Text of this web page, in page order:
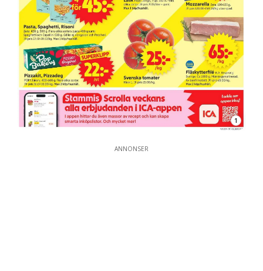
1
ANNONSER